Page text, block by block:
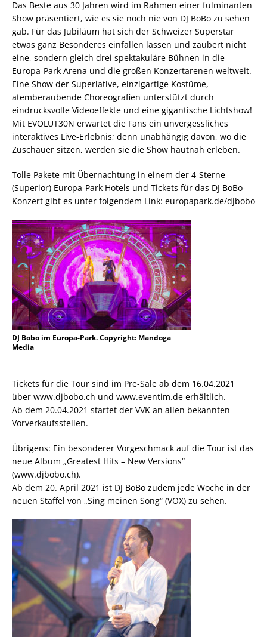
Das Beste aus 30 Jahren wird im Rahmen einer fulminanten
Show präsentiert, wie es sie noch nie von DJ BoBo zu sehen
gab. Für das Jubiläum hat sich der Schweizer Superstar
etwas ganz Besonderes einfallen lassen und zaubert nicht
eine, sondern gleich drei spektakuläre Bühnen in die
Europa-Park Arena und die großen Konzertarenen weltweit.
Eine Show der Superlative, einzigartige Kostüme,
atemberaubende Choreografien unterstützt durch
eindrucksvolle Videoeffekte und eine gigantische Lichtshow!
Mit EVOLUT30N erwartet die Fans ein unvergessliches
interaktives Live-Erlebnis; denn unabhängig davon, wo die
Zuschauer sitzen, werden sie die Show hautnah erleben.
Tolle Pakete mit Übernachtung in einem der 4-Sterne
(Superior) Europa-Park Hotels und Tickets für das DJ BoBo-
Konzert gibt es unter folgendem Link: europapark.de/djbobo
DJ Bobo im Europa-Park. Copyright: Mandoga
Media
Tickets für die Tour sind im Pre-Sale ab dem 16.04.2021
über www.djbobo.ch und www.eventim.de erhältlich.
Ab dem 20.04.2021 startet der VVK an allen bekannten
Vorverkaufsstellen.
Übrigens: Ein besonderer Vorgeschmack auf die Tour ist das
neue Album „Greatest Hits – New Versions“
(www.djbobo.ch).
Ab dem 20. April 2021 ist DJ BoBo zudem jede Woche in der
neuen Staffel von „Sing meinen Song“ (VOX) zu sehen.